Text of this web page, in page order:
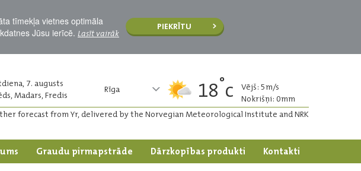
tīmekļa vietnes optimāla
Jūsu ierīcē. Lasīt vairāk
PIEKRĪTU
7. augusts
Madars, Fredis
Rīga 18°c
Vējš: 5m/s
Nokrišņi: 0mm
forecast from Yr, delivered by the Norvegian Meteorological Institute and NRK
Graudu pirmapstrāde Dārzkopības produkti Kontakti